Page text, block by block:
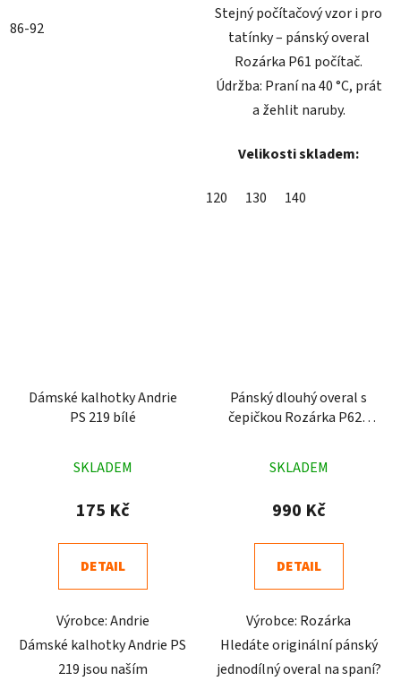
86-92
Stejný počítačový vzor i pro
tatínky – pánský overal
Rozárka P61 počítač.
Údržba: Praní na 40 °C, prát
a žehlit naruby.
Velikosti skladem:
120 130 140
Dámské kalhotky Andrie
PS 219 bílé
hodnocení
produktu
4,4
z
hvězdiček.
SKLADEM
175 Kč
DETAIL
Výrobce: Andrie
Dámské kalhotky Andrie PS
219 jsou naším
Pánský dlouhý overal s
čepičkou Rozárka P621
hodnocení
produktu
3,9
z
hvězdiček.
SKLADEM
990 Kč
DETAIL
Výrobce: Rozárka
Hledáte originální pánský
jednodílný overal na spaní?